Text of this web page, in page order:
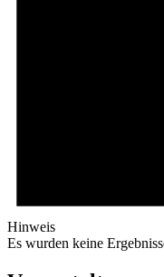
Hinweis
Es wurden keine